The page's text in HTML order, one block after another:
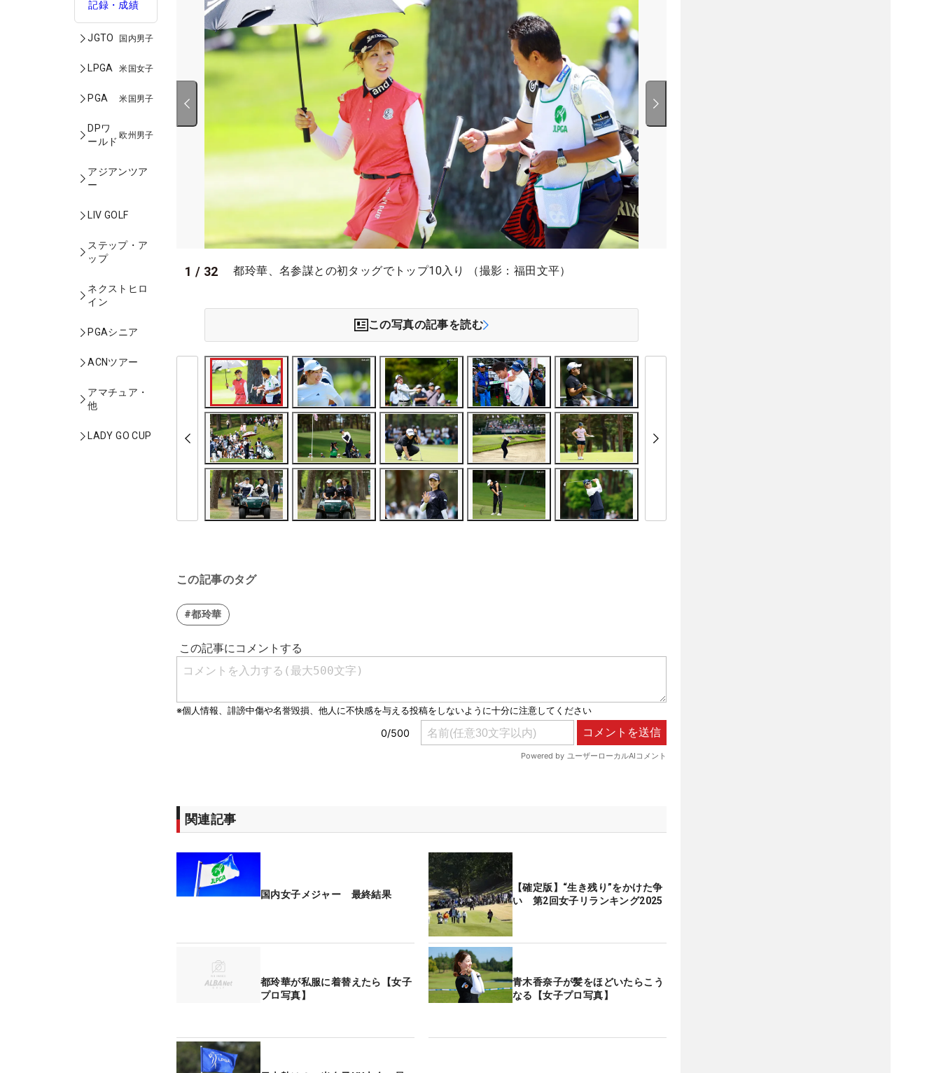
記録・成績
JGTO 国内男子
LPGA 米国女子
PGA 米国男子
DPワ
ールド
欧州男子
アジアンツア
ー
LIV GOLF
ステップ・ア
ップ
ネクストヒロ
イン
PGAシニア
ACNツアー
アマチュア・
他
LADY GO CUP
1 / 32 都玲華、名参謀との初タッグでトップ10入り （撮影：福田文平）
この写真の記事を読む
この記事のタグ
#都玲華
関連記事
国内女子メジャー 最終結果
【確定版】“生き残り”をかけた争
い 第2回女子リランキング2025
都玲華が私服に着替えたら【女子
プロ写真】
青木香奈子が髪をほどいたらこう
なる【女子プロ写真】